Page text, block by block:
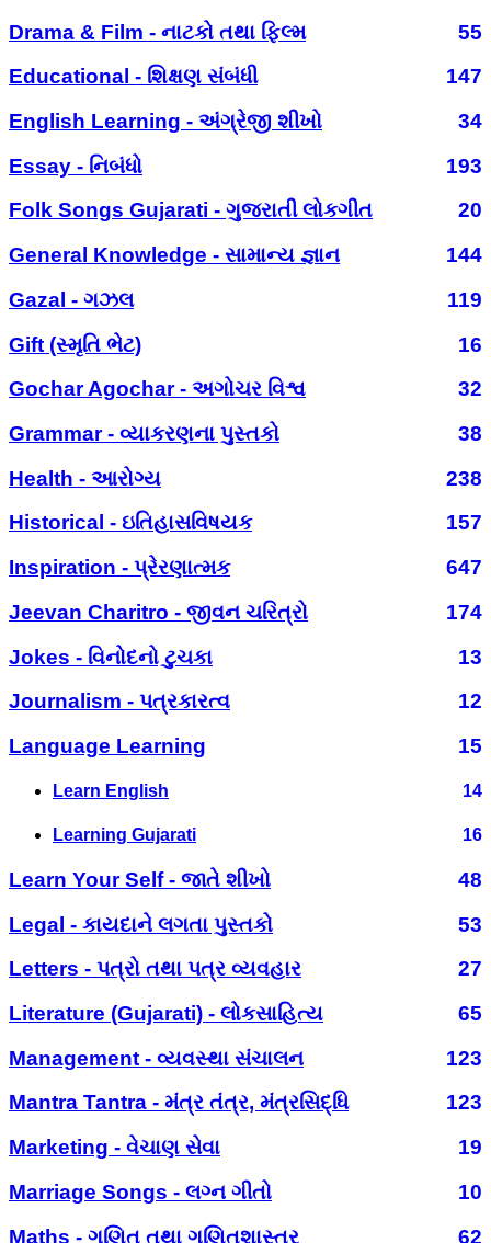
Drama & Film - નાટકો તથા ફિલ્મ
55
Educational - શિક્ષણ સંબંધી
147
English Learning - અંગ્રેજી શીખો
34
Essay - નિબંધો
193
Folk Songs Gujarati - ગુજરાતી લોકગીત
20
General Knowledge - સામાન્ય જ્ઞાન
144
Gazal - ગઝલ
119
Gift (સ્મૃતિ ભેટ)
16
Gochar Agochar - અગોચર વિશ્વ
32
Grammar - વ્યાકરણના પુસ્તકો
38
Health - આરોગ્ય
238
Historical - ઇતિહાસવિષયક
157
Inspiration - પ્રેરણાત્મક
647
Jeevan Charitro - જીવન ચરિત્રો
174
Jokes - વિનોદનો ટુચકા
13
Journalism - પત્રકારત્વ
12
Language Learning
15
Learn English 14
Learning Gujarati 16
Learn Your Self - જાતે શીખો
48
Legal - કાયદાને લગતા પુસ્તકો
53
Letters - પત્રો તથા પત્ર વ્યવહાર
27
Literature (Gujarati) - લોકસાહિત્ય
65
Management - વ્યવસ્થા સંચાલન
123
Mantra Tantra - મંત્ર તંત્ર, મંત્રસિદ્ધિ
123
Marketing - વેચાણ સેવા
19
Marriage Songs - લગ્ન ગીતો
10
Maths - ગણિત તથા ગણિતશાસ્ત્ર
62